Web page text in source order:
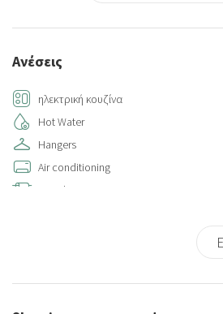
Ανέσεις
ηλεκτρική κουζίνα
Hot Water
Hangers
Air conditioning
Towels
Shower